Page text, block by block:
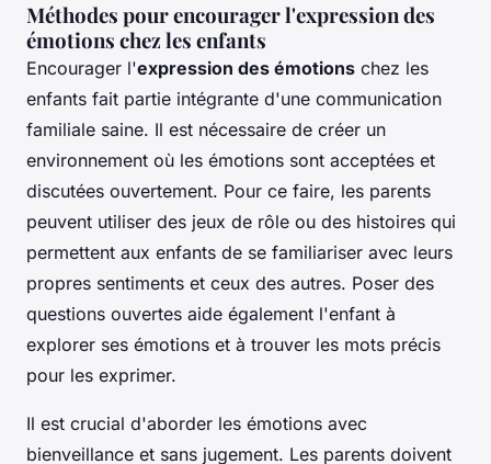
Méthodes pour encourager l'expression des
émotions chez les enfants
Encourager l'expression des émotions chez les
enfants fait partie intégrante d'une communication
familiale saine. Il est nécessaire de créer un
environnement où les émotions sont acceptées et
discutées ouvertement. Pour ce faire, les parents
peuvent utiliser des jeux de rôle ou des histoires qui
permettent aux enfants de se familiariser avec leurs
propres sentiments et ceux des autres. Poser des
questions ouvertes aide également l'enfant à
explorer ses émotions et à trouver les mots précis
pour les exprimer.
Il est crucial d'aborder les émotions avec
bienveillance et sans jugement. Les parents doivent